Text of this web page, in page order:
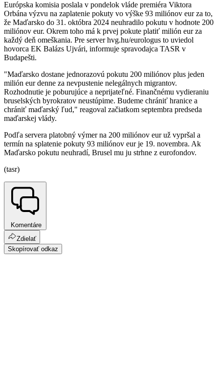
Európska komisia poslala v pondelok vláde premiéra Viktora
Orbána výzvu na zaplatenie pokuty vo výške 93 miliónov eur za to,
že Maďarsko do 31. októbra 2024 neuhradilo pokutu v hodnote 200
miliónov eur. Okrem toho má k prvej pokute platiť milión eur za
každý deň omeškania. Pre server hvg.hu/eurologus to uviedol
hovorca EK Balázs Ujvári, informuje spravodajca TASR v
Budapešti.
"Maďarsko dostane jednorazovú pokutu 200 miliónov plus jeden
milión eur denne za nevpustenie nelegálnych migrantov.
Rozhodnutie je poburujúce a neprijateľné. Finančnému vydieraniu
bruselských byrokratov neustúpime. Budeme chrániť hranice a
chrániť maďarský ľud," reagoval začiatkom septembra predseda
maďarskej vlády.
Podľa servera platobný výmer na 200 miliónov eur už vypršal a
termín na splatenie pokuty 93 miliónov eur je 19. novembra. Ak
Maďarsko pokutu neuhradí, Brusel mu ju strhne z eurofondov.
(tasr)
Komentáre
Zdielať
Skopírovať odkaz